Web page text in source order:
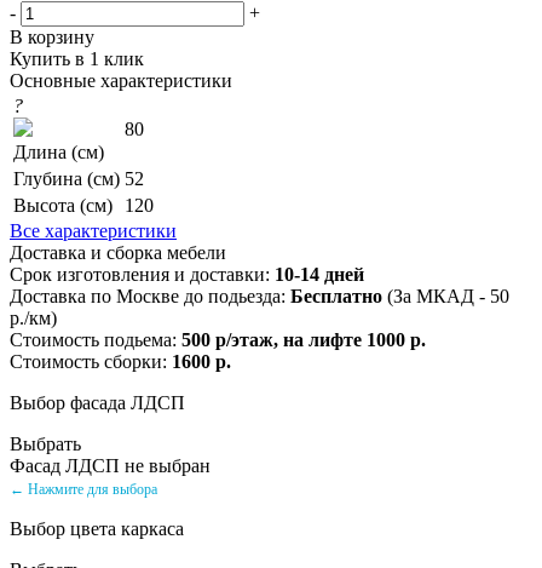
-
+
В корзину
Купить в 1 клик
Основные характеристики
?
Длина (см)
80
Глубина (см) 52
Высота (см)
120
Все характеристики
Доставка и сборка мебели
Срок изготовления и доставки: 10-14 дней
Доставка по Москве до подьезда: Бесплатно (За МКАД - 50
р./км)
Стоимость подьема: 500 р/этаж, на лифте 1000 р.
Стоимость сборки: 1600 р.
Выбор фасада ЛДСП
Выбрать
Фасад ЛДСП не выбран
← Нажмите для выбора
Выбор цвета каркаса